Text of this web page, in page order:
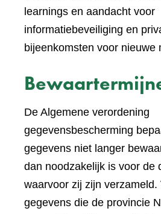
learnings en aandacht voor
informatiebeveiliging en
bijeenkomsten voor nieuwe
De Algemene verordening
gegevensbescherming
gegevens niet langer
dan noodzakelijk is voor de
waarvoor zij zijn verzameld.
gegevens die de provincie